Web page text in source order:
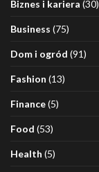
Biznes i kariera (30)
Business (75)
Dom i ogród (91)
Fashion (13)
Finance(5)
Food (53)
Health (5)